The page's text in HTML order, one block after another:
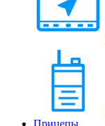
Прицепы